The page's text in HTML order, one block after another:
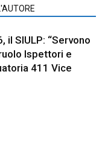
il SIULP: “Servono
Ispettori e
411 Vice